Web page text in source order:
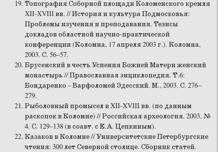
Топография Соборной площади Коломенского кремля
XII-XVIII вв. // История и культура Подмосковья:
Проблемы изучения и преподавания. Тезисы
докладов областной научно-практической
конференции (Коломна, 17 апреля 2003 г.). Коломна,
2003. С. 56–57.
Брусенский в честь Успения Божией Матери женский
монастырь // Православная энциклопедия. Т.6:
Бондаренко – Варфоломей Эдесский. М., 2003. С. 276–
279.
Рыболовный промысел в XII-XVIII вв. (по данным
раскопок в Коломне) // Российская археология. 2003. №
4. С. 129–138 (в соавт. с Е.А. Цепкиным).
Казаков в Коломне // Университетские Петербургские
чтения: 300 лет Северной столице. Сборник статей.